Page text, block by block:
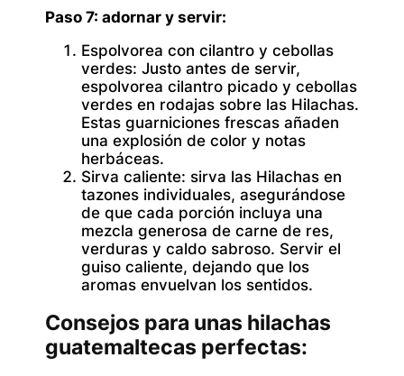
Paso 7: adornar y servir:
Espolvorea con cilantro y cebollas
verdes: Justo antes de servir,
espolvorea cilantro picado y cebollas
verdes en rodajas sobre las Hilachas.
Estas guarniciones frescas añaden
una explosión de color y notas
herbáceas.
Sirva caliente: sirva las Hilachas en
tazones individuales, asegurándose
de que cada porción incluya una
mezcla generosa de carne de res,
verduras y caldo sabroso. Servir el
guiso caliente, dejando que los
aromas envuelvan los sentidos.
Consejos para unas hilachas
guatemaltecas perfectas: